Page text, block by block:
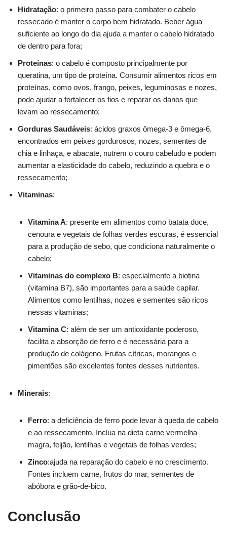
Hidratação: o primeiro passo para combater o cabelo
ressecado é manter o corpo bem hidratado. Beber água
suficiente ao longo do dia ajuda a manter o cabelo hidratado
de dentro para fora;
Proteínas: o cabelo é composto principalmente por
queratina, um tipo de proteína. Consumir alimentos ricos em
proteínas, como ovos, frango, peixes, leguminosas e nozes,
pode ajudar a fortalecer os fios e reparar os danos que
levam ao ressecamento;
Gorduras Saudáveis: ácidos graxos ômega-3 e ômega-6,
encontrados em peixes gordurosos, nozes, sementes de
chia e linhaça, e abacate, nutrem o couro cabeludo e podem
aumentar a elasticidade do cabelo, reduzindo a quebra e o
ressecamento;
Vitaminas:
Vitamina A: presente em alimentos como batata doce,
cenoura e vegetais de folhas verdes escuras, é essencial
para a produção de sebo, que condiciona naturalmente o
cabelo;
Vitaminas do complexo B: especialmente a biotina
(vitamina B7), são importantes para a saúde capilar.
Alimentos como lentilhas, nozes e sementes são ricos
nessas vitaminas;
Vitamina C: além de ser um antioxidante poderoso,
facilita a absorção de ferro e é necessária para a
produção de colágeno. Frutas cítricas, morangos e
pimentões são excelentes fontes desses nutrientes.
Minerais:
Ferro: a deficiência de ferro pode levar à queda de cabelo
e ao ressecamento. Inclua na dieta carne vermelha
magra, feijão, lentilhas e vegetais de folhas verdes;
Zinco:ajuda na reparação do cabelo e no crescimento.
Fontes incluem carne, frutos do mar, sementes de
abóbora e grão-de-bico.
Conclusão